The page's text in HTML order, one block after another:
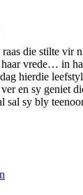
die stilte vir
vrede… in
hierdie
en sy geniet
sal sy bly